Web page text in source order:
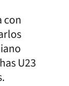
con
U23